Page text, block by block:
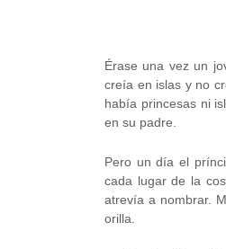
Érase una vez un
creía en islas y no
había princesas ni
en su padre.
Pero un día el
cada lugar de la
atrevía a nombrar.
orilla.